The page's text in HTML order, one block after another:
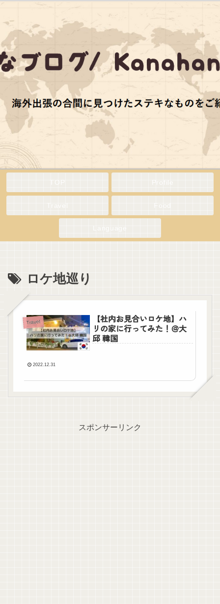
ロケ地巡り
Travel
【社内お見合いロケ地】ハ
リの家に行ってみた！＠大
邱 韓国
2022.12.31
スポンサーリンク